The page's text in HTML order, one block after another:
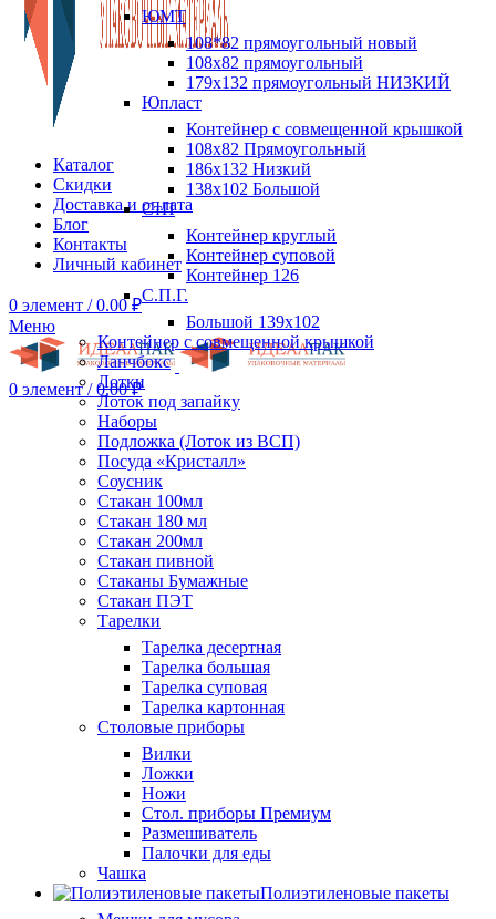
Каталог
Скидки
Доставка и оплата
Блог
Контакты
Личный кабинет
0 элемент / 0.00₽
Меню
0 элемент / 0.00₽
ЮМТ
108*82 прямоугольный новый
108х82 прямоугольный
179х132 прямоугольный НИЗКИЙ
Юпласт
Контейнер с совмещенной крышкой
108х82 Прямоугольный
186х132 Низкий
138х102 Большой
СтП
Контейнер круглый
Контейнер суповой
Контейнер 126
С.П.Г.
Большой 139х102
Контейнер с совмещенной крышкой
Ланчбокс
Лотки
Лоток под запайку
Наборы
Подложка (Лоток из ВСП)
Посуда «Кристалл»
Соусник
Стакан 100мл
Стакан 180 мл
Стакан 200мл
Стакан пивной
Стаканы Бумажные
Стакан ПЭТ
Тарелки
Тарелка десертная
Тарелка большая
Тарелка суповая
Тарелка картонная
Столовые приборы
Вилки
Ложки
Ножи
Стол. приборы Премиум
Размешиватель
Палочки для еды
Чашка
Полиэтиленовые пакеты